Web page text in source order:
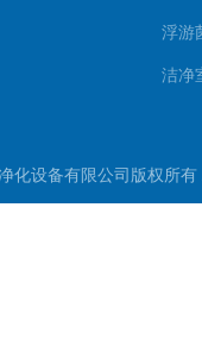
浮游
洁净
化设备有限公司版权